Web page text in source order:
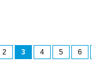
2 3 4 5 6